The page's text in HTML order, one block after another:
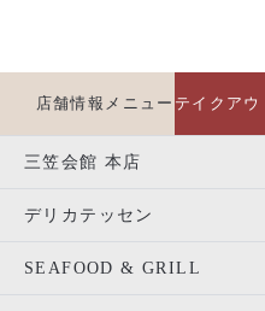
店舗情報 メニュー テイクアウ
三笠会館 本店
デリカテッセン
SEAFOOD & GRILL